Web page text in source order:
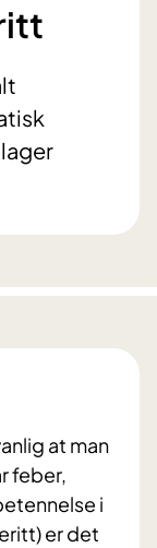
at man
feber,
i
er det